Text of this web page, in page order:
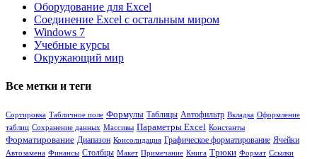
Оборудование для Excel
Соединение Excel с остальным миром
Windows 7
Учебные курсы
Окружающий мир
Все метки и теги
Сортировка Табличное поле Формулы Таблицы Автофильтр Вкладка Оформление
таблиц Сохранение данных Массивы Параметры Excel Константы
Форматирование Диапазон Консолидация Графическое форматирование Ячейки
Автозамена Финансы Столбцы Макет Примечание Книга Трюки Формат Ссылки